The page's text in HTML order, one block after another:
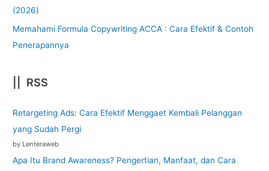
(2026)
Memahami Formula Copywriting ACCA : Cara Efektif & Contoh
Penerapannya
|| RSS
Retargeting Ads: Cara Efektif Menggaet Kembali Pelanggan
yang Sudah Pergi
by Lenteraweb
Apa Itu Brand Awareness? Pengertian, Manfaat, dan Cara